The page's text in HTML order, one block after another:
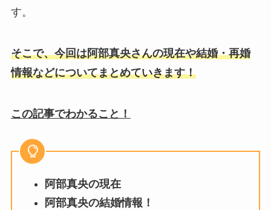
す。
そこで、今回は阿部真央さんの現在や結婚・再婚
情報などについてまとめていきます！
この記事でわかること！
阿部真央の現在
阿部真央の結婚情報！